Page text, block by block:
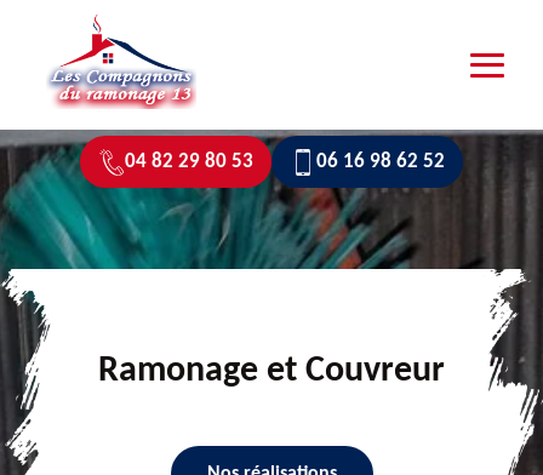
04 82 29 80 53 06 16 98 62 52
Ramonage et Couvreur